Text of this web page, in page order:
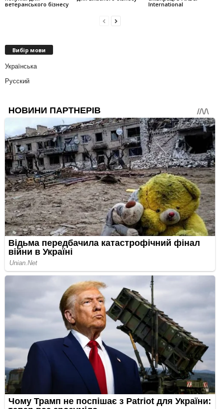
ветеранського бізнесу
International
Вибір мови
Українська
Русский